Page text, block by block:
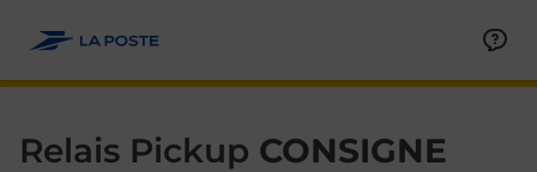
Relais Pickup CONSIGNE